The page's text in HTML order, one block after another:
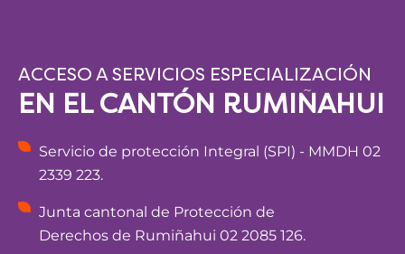
ACCESO A SERVICIOS ESPECIALIZACIÓN
EN EL CANTÓN RUMIÑAHUI
Servicio de protección Integral (SPI) - MMDH 02
2339 223.
Junta cantonal de Protección de
Derechos de Rumiñahui 02 2085 126.